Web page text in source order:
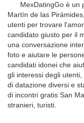
MexDatingGo è un
Martín de las
utenti per trovare
candidato giusto per il
una conversazione
foto e aiutare le
candidati idonei che
gli interessi degli
di datazione diversi e
di incontri gratis San
stranieri, turisti.